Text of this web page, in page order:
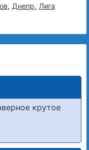
, Днепр, Лига
крутое